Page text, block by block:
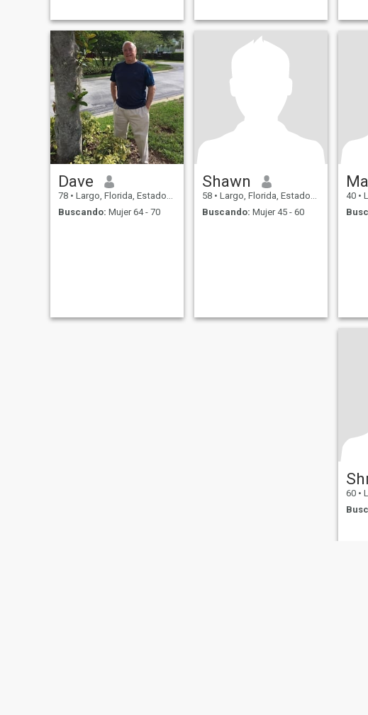
patient an
real
Dave
78 • Largo, Florida, Estados Unidos
Buscando: Mujer 64 - 70
Shawn
58 • Largo, Florida, Estados Unidos
Buscando: Mujer 45 - 60
40 •
60 •